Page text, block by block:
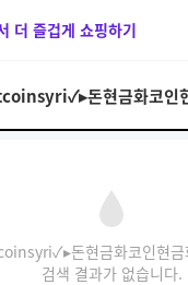
더 즐겁게 쇼핑하기
돈현금화코인현금
검색 결과가 없습니다.